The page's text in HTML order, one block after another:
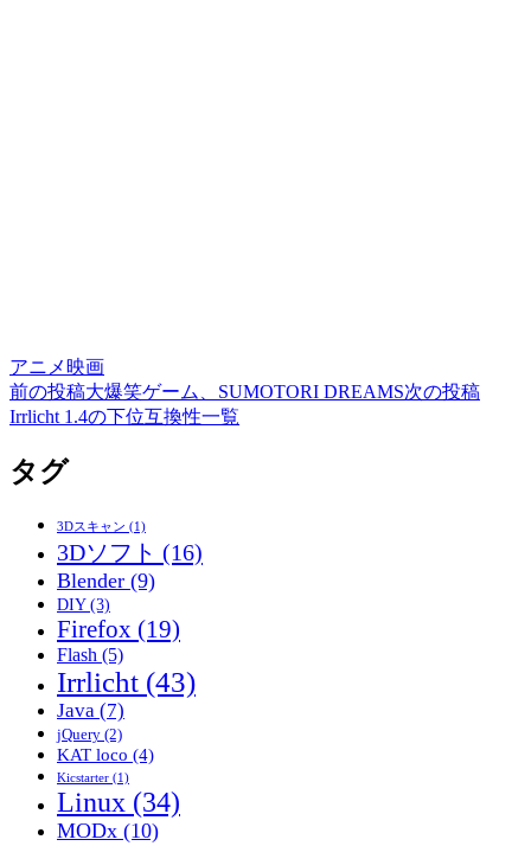
アニメ 映画
投
稿
ナ
前の投稿大爆笑ゲーム、SUMOTORI DREAMS次の投稿
Irrlicht 1.4の下位互換性一覧
タグ
3Dスキャン (1)
3Dソフト (16)
Blender (9)
DIY(3)
Firefox (19)
Flash (5)
Irrlicht (43)
Java (7)
jQuery (2)
KAT loco (4)
Kicstarter (1)
Linux (34)
MODx (10)